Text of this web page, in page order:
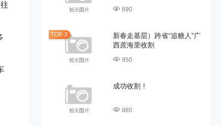
690
新春走基层）跨省“追糖人”广
西蔗海里收割
950
成功收割！
880